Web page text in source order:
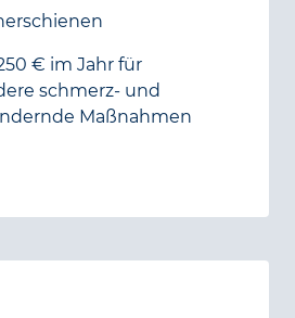
€ im Jahr für
schmerz- und
Maßnahmen